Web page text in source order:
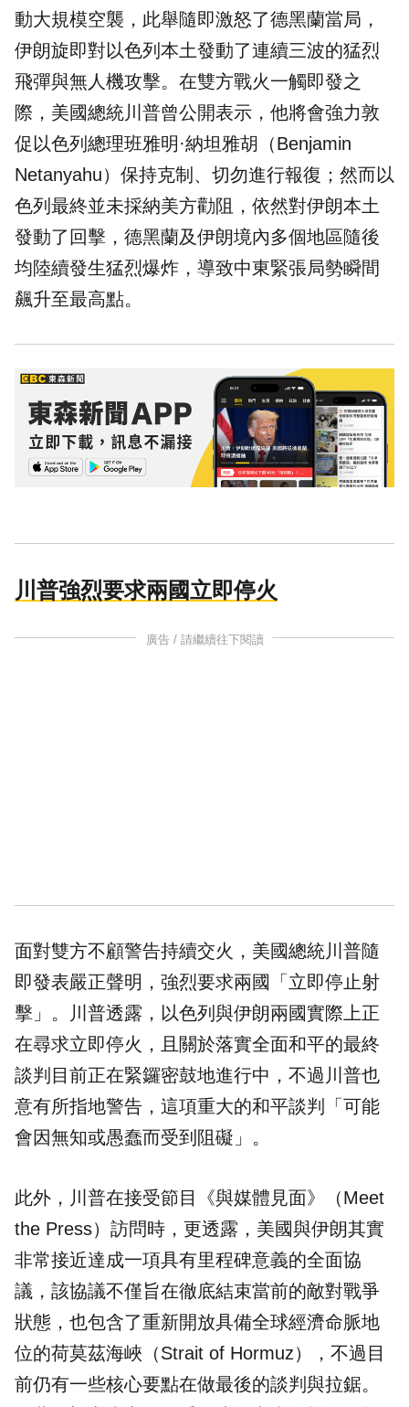
動大規模空襲，此舉隨即激怒了德黑蘭當局，
伊朗旋即對以色列本土發動了連續三波的猛烈
飛彈與無人機攻擊。在雙方戰火一觸即發之
際， 美國總統川普曾公開表示，他將會強力敦
促以色列總理班雅明·納坦雅胡（Benjamin
Netanyahu）保持克制、切勿進行報復；然而以
色列最終並未採納美方勸阻，依然對伊朗本土
發動了回擊，德黑蘭及伊朗境內多個地區隨後
均陸續發生猛烈爆炸，導致中東緊張局勢瞬間
飆升至最高點。
川普強烈要求兩國立即停火
廣告 / 請繼續往下閱讀
面對雙方不顧警告持續交火，美國總統川普隨
即發表嚴正聲明，強烈要求兩國「立即停止射
擊」。川普透露，以色列與伊朗兩國實際上正
在尋求立即停火，且關於落實全面和平的最終
談判目前正在緊鑼密鼓地進行中，不過川普也
意有所指地警告，這項重大的和平談判「可能
會因無知或愚蠢而受到阻礙」。
此外，川普在接受節目《與媒體見面》（Meet
the Press）訪問時，更透露，美國與伊朗其實
非常接近達成一項具有里程碑意義的全面協
議，該協議不僅旨在徹底結束當前的敵對戰爭
狀態，也包含了重新開放具備全球經濟命脈地
位的荷莫茲海峽（Strait of Hormuz），不過目
前仍有一些核心要點在做最後的談判與拉鋸。